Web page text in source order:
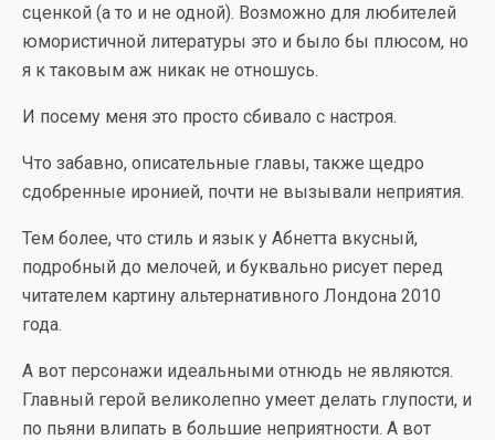
сценкой (а то и не одной). Возможно для любителей
юмористичной литературы это и было бы плюсом, но
я к таковым аж никак не отношусь.
И посему меня это просто сбивало с настроя.
Что забавно, описательные главы, также щедро
сдобренные иронией, почти не вызывали неприятия.
Тем более, что стиль и язык у Абнетта вкусный,
подробный до мелочей, и буквально рисует перед
читателем картину альтернативного Лондона 2010
года.
А вот персонажи идеальными отнюдь не являются.
Главный герой великолепно умеет делать глупости, и
по пьяни влипать в большие неприятности. А вот